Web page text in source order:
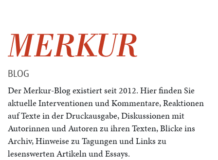
BLOG
Der Merkur-Blog existiert seit 2012. Hier finden Sie
aktuelle Interventionen und Kommentare, Reaktionen
auf Texte in der Druckausgabe, Diskussionen mit
Autorinnen und Autoren zu ihren Texten, Blicke ins
Archiv, Hinweise zu Tagungen und Links zu
lesenswerten Artikeln und Essays.